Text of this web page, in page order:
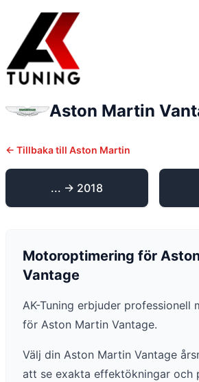
Aston Martin
← Tillbaka till Aston Martin
... -> 2018
Motoroptimering för
Vantage
AK-Tuning erbjuder professionell
för Aston Martin Vantage.
Välj din Aston Martin Vantage
att se exakta effektökningar och